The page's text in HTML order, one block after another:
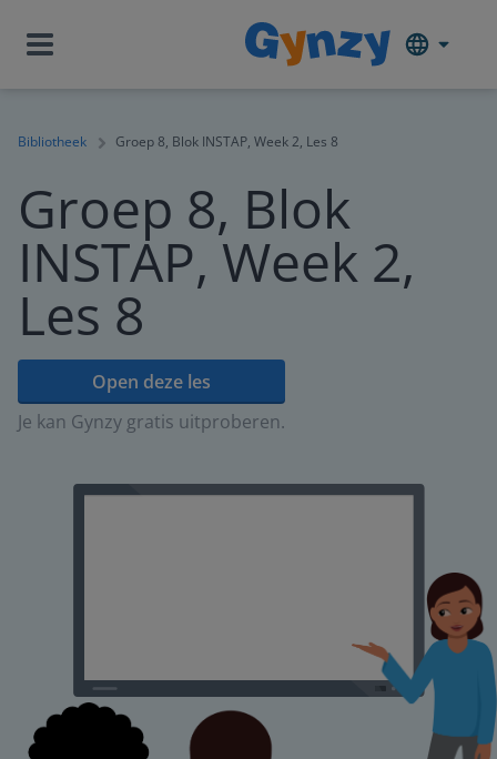
Bibliotheek Groep 8, Blok INSTAP, Week 2, Les 8
Groep 8, Blok
INSTAP, Week 2,
Les 8
Open deze les
Je kan Gynzy gratis uitproberen.